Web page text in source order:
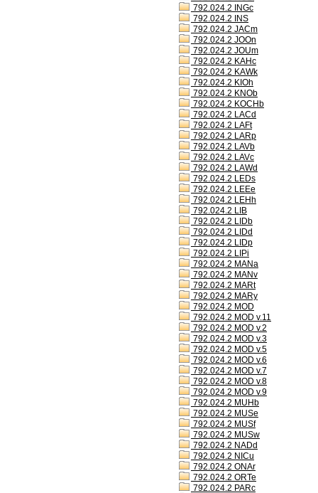
792.024.2 INGc
792.024.2 INS
792.024.2 JACm
792.024.2 JOOn
792.024.2 JOUm
792.024.2 KAHc
792.024.2 KAWk
792.024.2 KIOh
792.024.2 KNOb
792.024.2 KOCHb
792.024.2 LACd
792.024.2 LAFt
792.024.2 LARp
792.024.2 LAVb
792.024.2 LAVc
792.024.2 LAWd
792.024.2 LEDs
792.024.2 LEEe
792.024.2 LEHh
792.024.2 LIB
792.024.2 LIDb
792.024.2 LIDd
792.024.2 LIDp
792.024.2 LIPi
792.024.2 MANa
792.024.2 MANv
792.024.2 MARt
792.024.2 MARy
792.024.2 MOD
792.024.2 MOD v.11
792.024.2 MOD v.2
792.024.2 MOD v.3
792.024.2 MOD v.5
792.024.2 MOD v.6
792.024.2 MOD v.7
792.024.2 MOD v.8
792.024.2 MOD v.9
792.024.2 MUHb
792.024.2 MUSe
792.024.2 MUSf
792.024.2 MUSw
792.024.2 NADd
792.024.2 NICu
792.024.2 ONAr
792.024.2 ORTe
792.024.2 PARc